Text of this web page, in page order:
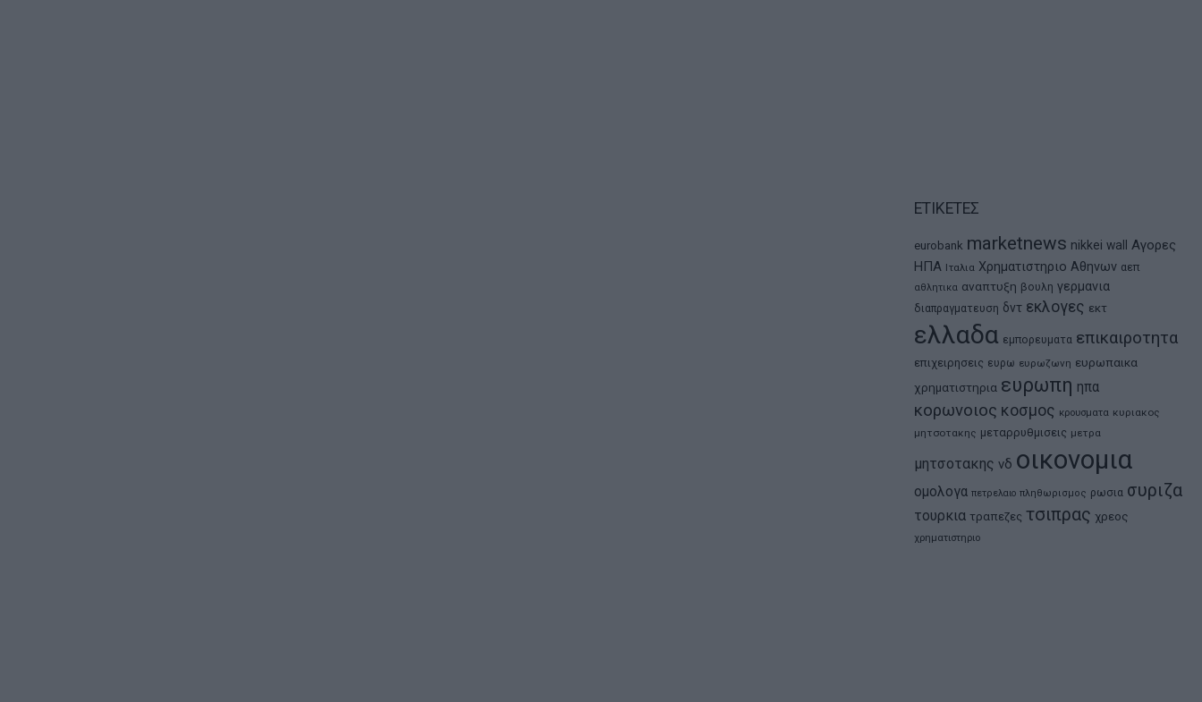
ΕΤΙΚΕΤΕΣ
eurobank marketnews nikkei wall Αγορες
ΗΠΑ Ιταλια Χρηματιστηριο Αθηνων αεπ
αθλητικα αναπτυξη βουλη γερμανια
διαπραγματευση δντ εκλογες εκτ
ελλαδα εμπορευματα επικαιροτητα
επιχειρησεις ευρω ευρωζωνη ευρωπαικα
χρηματιστηρια ευρωπη ηπα
κορωνοιος κοσμος κρουσματα κυριακος
μητσοτακης μεταρρυθμισεις μετρα
μητσοτακης νδ οικονομια
ομολογα πετρελαιο πληθωρισμος ρωσια συριζα
τουρκια τραπεζες τσιπρας χρεος
χρηματιστηριο